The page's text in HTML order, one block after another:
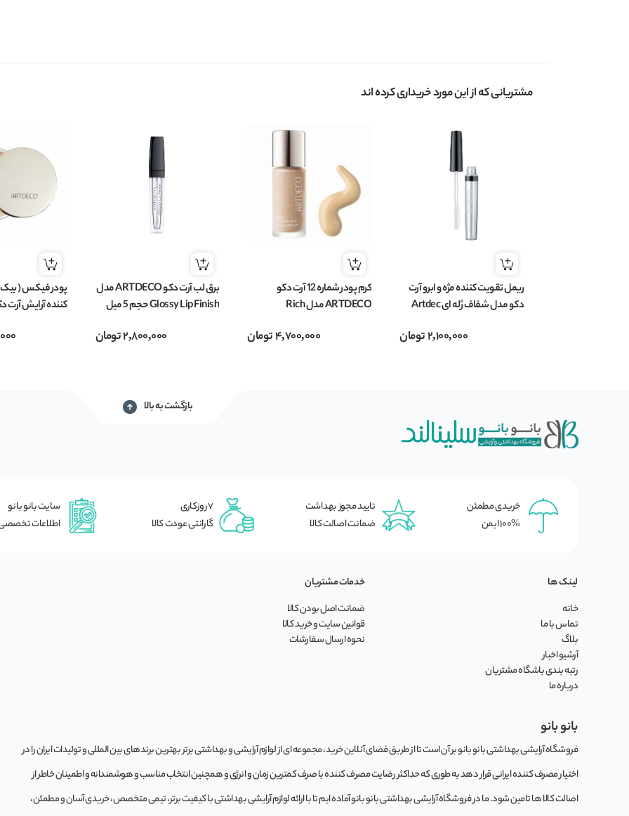
مشتریانی که از این مورد خریداری کرده اند
ريمل تقويت کننده مژه و ابرو آرت
دکو مدل شفاف ژله ای Artdec
2,100,000تومان
کرم پودر شماره 12 آرت دکو
ARTDECO مدل Rich
4,700,000تومان
برق لب آرت دکو ARTDECO مدل
Glossy Lip Finish حجم 5 میل
2,800,000تومان
بازگشت به بالا
خریدی مطمئن
100% ایمن
تایید مجوز بهداشت
ضمانت اصالت کالا
7 روزکاری
گارانتی عودت کالا
سایت بانو بانو
اطلاعات
لینک ها
خانه
تماس با ما
بلاگ
آرشیو اخبار
رتبه بندی باشگاه مشتریان
درباره ما
خدمات مشتریان
ضمانت اصل بودن کالا
قوانین سایت و خرید کالا
نحوه ارسال سفارشات
بانو بانو
فروشگاه آرایشی بهداشتی بانو بانو بر آن است تا از طریق فضای آنلاین خرید، مجموعه‌ ای از لوازم آرایشی و بهداشتی برتر بهترین برندهای بین المللی و تولیدات ایران را در
اختیار مصرف کننده ایرانی قرار دهد به طوری که حداکثر رضایت مصرف کننده با صرف کمترین زمان و انرژی و همچنین انتخاب مناسب و هوشمندانه و اطمینان خاطر از
اصالت کالا ها تامین شود. ما در فروشگاه آرایشی بهداشتی بانو بانو آماده ایم تا با ارائه لوازم آرایشی بهداشتی با کیفیت برتر، تیمی متخصص، خریدی آسان و مطمئن،